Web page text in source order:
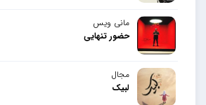
مانی ویس
حضور تنهایی
مجال
لبیک